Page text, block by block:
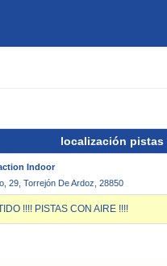
localización pistas
Indoor
29, Torrejón De Ardoz, 28850
!!!! PISTAS CON AIRE !!!!